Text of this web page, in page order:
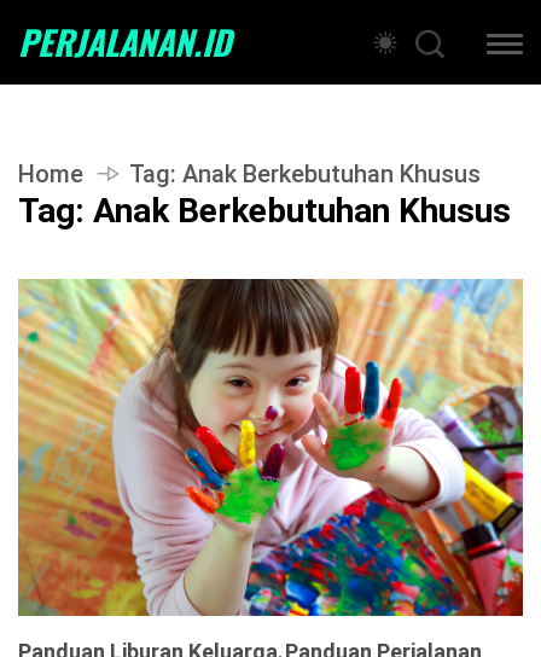
PERJALANAN.ID
Home Tag: Anak Berkebutuhan Khusus
Tag: Anak Berkebutuhan Khusus
Panduan Liburan Keluarga Panduan Perjalanan